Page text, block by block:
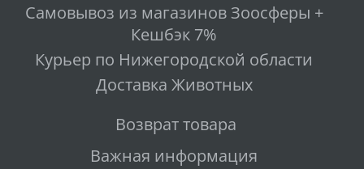
Самовывоз из магазинов Зоосферы +
Кешбэк 7%
Курьер по Нижегородской области
Доставка Животных
Возврат товара
Важная информация